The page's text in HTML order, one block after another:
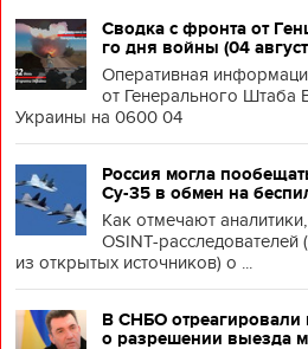
Сводка с фронта от
го дня войны (04
Оперативная
от Генерального Штаба
Украины на 0600 04
Россия могла
Су-35 в обмен на
Как отмечают
OSINT-
из открытых источников) о ...
В СНБО отреагировали
о разрешении выезда